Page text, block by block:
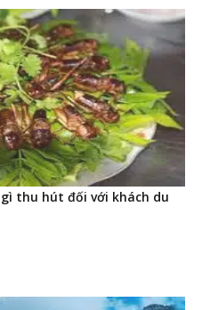
thu hút đối với khách du